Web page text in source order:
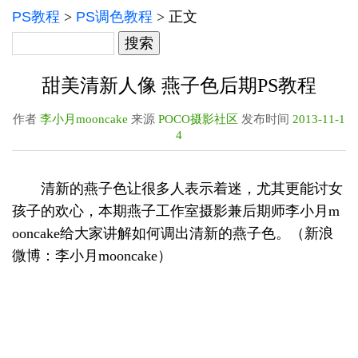
PS教程 > PS调色教程 > 正文
甜美清新人像 燕子色后期PS教程
作者 李小月mooncake 来源 POCO摄影社区 发布时间 2013-11-1
4
清新的燕子色让很多人表示着迷，尤其更能讨女
孩子的欢心，本期燕子工作室摄影兼后期师李小月m
ooncake给大家讲解如何调出清新的燕子色。（新浪
微博：李小月mooncake）